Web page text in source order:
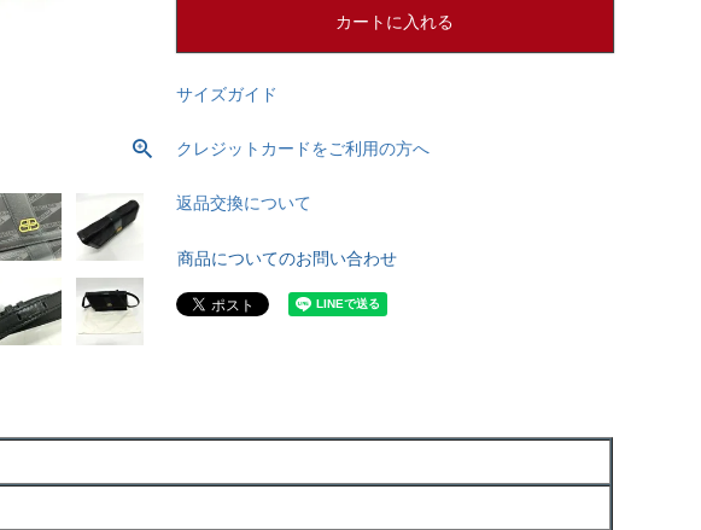
カートに入れる
サイズガイド
クレジットカードをご利用の方へ
返品交換について
商品についてのお問い合わせ